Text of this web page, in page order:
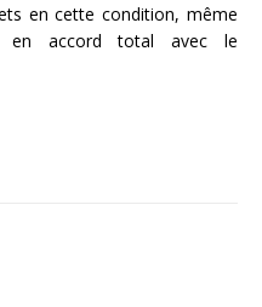
en cette condition, même
en accord total avec le